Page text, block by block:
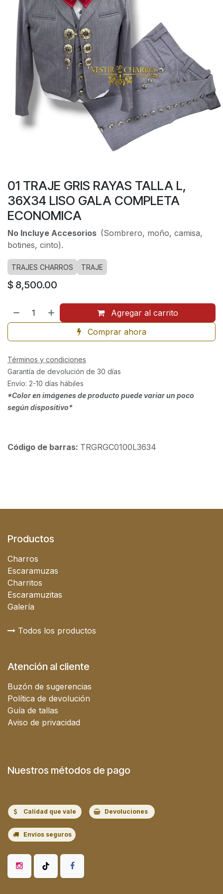
01 TRAJE GRIS RAYAS TALLA L,
36X34 LISO GALA COMPLETA
ECONOMICA
No Incluye Accesorios (Sombrero, moño, camisa,
botines, cinto).
TRAJES CHARROS TRAJE
$ 8,500.00
Agregar al carrito
Comprar ahora
Términos y condiciones
Garantía de devolución de 30 días
Envío: 2-10 días hábiles
*Color en imágenes de producto puede variar un poco
según dispositivo*
Código de barras: TRGRGC0100L3634
Productos
Charros
Escaramuzas
Charritos
Escaramuzitas
Galería
Todos los productos
Atención al cliente
Buzón de sugerencias
Política de devolución
Guía de tallas
Aviso de privacidad
Nuestros métodos de pago
Calidad que vale Devoluciones
Envíos seguros